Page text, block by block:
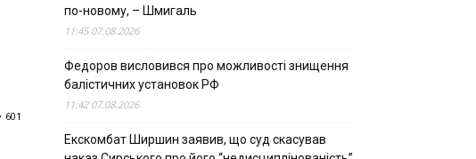
601
по-новому, – Шмигаль
11:45 07.08.2026
Федоров висловився про можливості знищення
балістичних установок РФ
11:42 07.08.2026
Екскомбат Ширшин заявив, що суд скасував